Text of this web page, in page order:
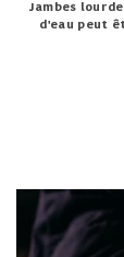
Jambes
d'eau peut